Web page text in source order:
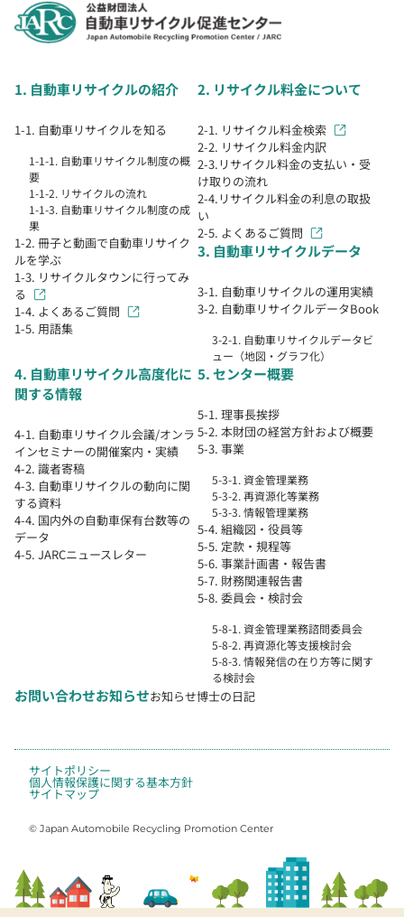
1. 自動車リサイクルの紹介
1-1. 自動車リサイクルを知る
1-1-1. 自動車リサイクル制度の概
要
1-1-2. リサイクルの流れ
1-1-3. 自動車リサイクル制度の成
果
1-2. 冊子と動画で自動車リサイク
ルを学ぶ
1-3. リサイクルタウンに行ってみ
る
1-4. よくあるご質問
1-5. 用語集
2. リサイクル料金について
2-1. リサイクル料金検索
2-2. リサイクル料金内訳
2-3.リサイクル料金の支払い・受
け取りの流れ
2-4.リサイクル料金の利息の取扱
い
2-5. よくあるご質問
3. 自動車リサイクルデータ
3-1. 自動車リサイクルの運用実績
3-2. 自動車リサイクルデータBook
3-2-1. 自動車リサイクルデータビ
ュー（地図・グラフ化）
4. 自動車リサイクル高度化に
関する情報
4-1. 自動車リサイクル会議/オンラ
インセミナーの開催案内・実績
4-2. 識者寄稿
4-3. 自動車リサイクルの動向に関
する資料
4-4. 国内外の自動車保有台数等の
データ
4-5. JARCニュースレター
5. センター概要
5-1. 理事長挨拶
5-2. 本財団の経営方針および概要
5-3. 事業
5-3-1. 資金管理業務
5-3-2. 再資源化等業務
5-3-3. 情報管理業務
5-4. 組織図・役員等
5-5. 定款・規程等
5-6. 事業計画書・報告書
5-7. 財務関連報告書
5-8. 委員会・検討会
5-8-1. 資金管理業務諮問委員会
5-8-2. 再資源化等支援検討会
5-8-3. 情報発信の在り方等に関す
る検討会
お問い合わせお知らせお知らせ博士の日記
サイトポリシー
個人情報保護に関する基本方針
サイトマップ
© Japan Automobile Recycling Promotion Center